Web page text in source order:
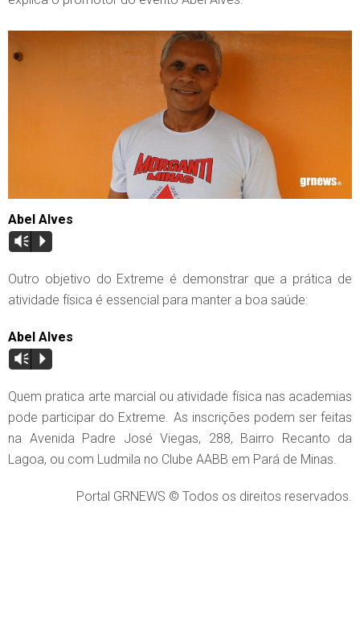
Abel Alves
Vm P
Outro objetivo do Extreme é demonstrar que a prática de
atividade física é essencial para manter a boa saúde:
Abel Alves
Vm P
Quem pratica arte marcial ou atividade física nas academias
pode participar do Extreme. As inscrições podem ser feitas
na Avenida Padre José Viegas, 288, Bairro Recanto da
Lagoa, ou com Ludmila no Clube AABB em Pará de Minas.
Portal GRNEWS © Todos os direitos reservados.